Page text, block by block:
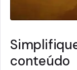
conteúdo